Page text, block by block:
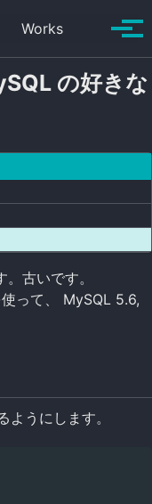
Works Toggle
の好きな
古いです。
って、 MySQL 5.6,
うにします。